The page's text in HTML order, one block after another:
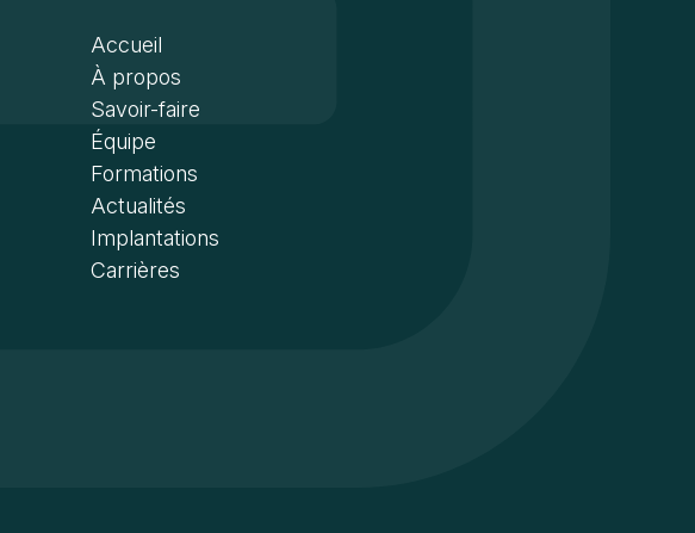
Accueil
À propos
Savoir-faire
Équipe
Formations
Actualités
Implantations
Carrières